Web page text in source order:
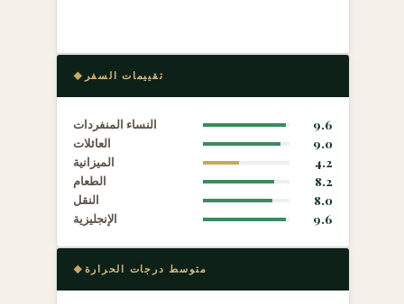
تقييمات السفر
النساء المنفردات
9.6
العائلات
9.0
الميزانية
4.2
الطعام
8.2
النقل
8.0
الإنجليزية
9.6
متوسط درجات الحرارة